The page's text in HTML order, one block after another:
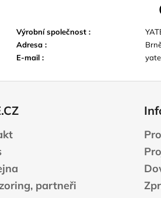
Výrobní společnost :
Adresa :
E-mail :
partneři